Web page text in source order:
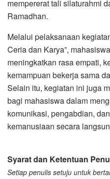
mempererat tali silaturahmi
Ramadhan.
Melalui pelaksanaan
Ceria dan Karya”,
meningkatkan rasa empati,
kemampuan bekerja sama
Selain itu, kegiatan ini juga
bagi mahasiswa dalam
komunikasi, pengabdian,
kemanusiaan secara
Syarat dan Ketentuan
Setiap penulis setuju untuk